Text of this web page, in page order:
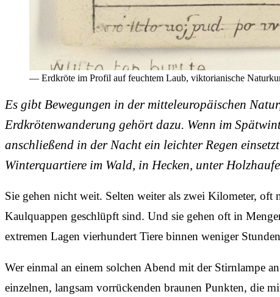
— Erdkröte im Profil auf feuchtem Laub, viktorianische
Es gibt Bewegungen in der mitteleuropäischen
Erdkrötenwanderung gehört dazu. Wenn im
anschließend in der Nacht ein leichter Regen
Winterquartiere im Wald, in Hecken, unter
Sie gehen nicht weit. Selten weiter als zwei Kilometer, oft
Kaulquappen geschlüpft sind. Und sie gehen oft in
extremen Lagen vierhundert Tiere binnen weniger
Wer einmal an einem solchen Abend mit der Stirnlampe
einzelnen, langsam vorrückenden braunen Punkten, die